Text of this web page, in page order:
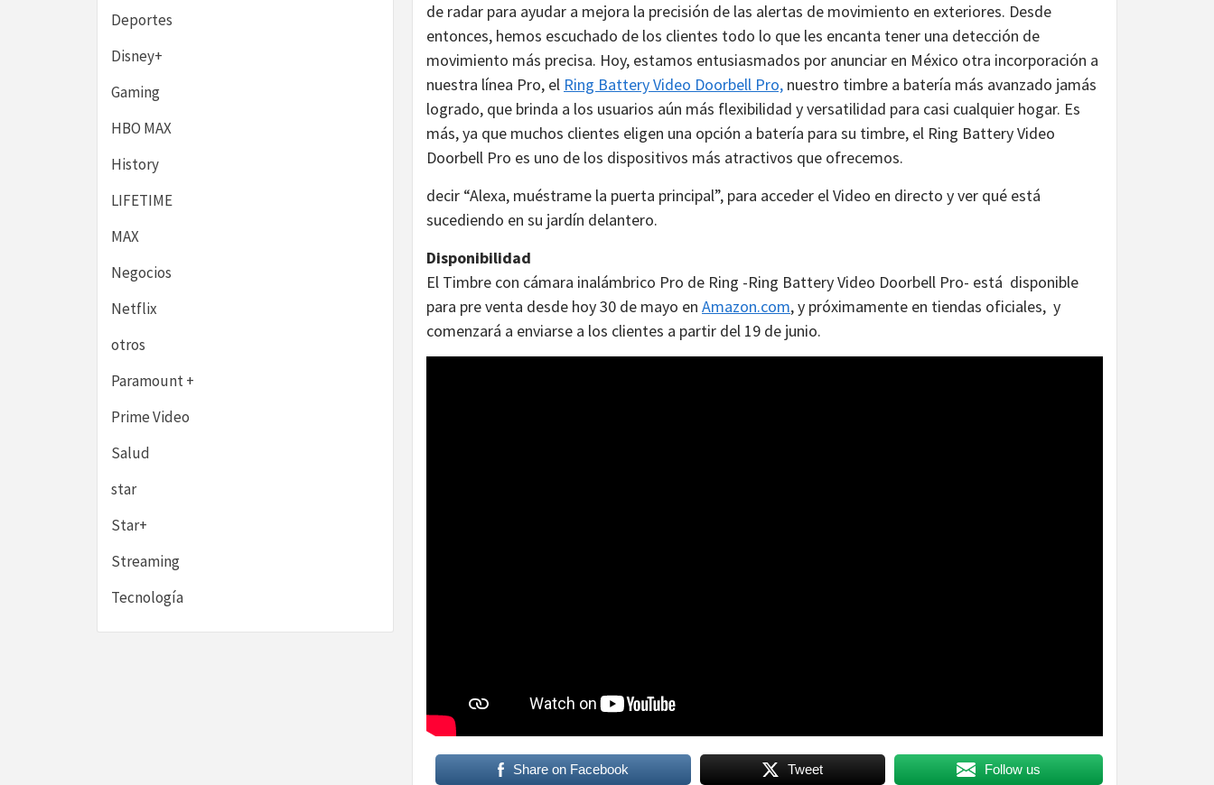
de radar para ayudar a mejora la precisión de las alertas de movimiento en exteriores. Desde
entonces, hemos escuchado de los clientes todo lo que les encanta tener una detección de
movimiento más precisa. Hoy, estamos entusiasmados por anunciar en México otra incorporación a
nuestra línea Pro, el Ring Battery Video Doorbell Pro, nuestro timbre a batería más avanzado jamás
logrado, que brinda a los usuarios aún más flexibilidad y versatilidad para casi cualquier hogar. Es
más, ya que muchos clientes eligen una opción a batería para su timbre, el Ring Battery Video
Doorbell Pro es uno de los dispositivos más atractivos que ofrecemos.
decir “Alexa, muéstrame la puerta principal”, para acceder el Video en directo y ver qué está
sucediendo en su jardín delantero.
Disponibilidad
El Timbre con cámara inalámbrico Pro de Ring -Ring Battery Video Doorbell Pro- está disponible
para pre venta desde hoy 30 de mayo en Amazon.com, y próximamente en tiendas oficiales, y
comenzará a enviarse a los clientes a partir del 19 de junio.
Share on Facebook Tweet Follow us
Deportes
Disney+
Gaming
HBO MAX
History
LIFETIME
MAX
Negocios
Netflix
otros
Paramount +
Prime Video
Salud
star
Star+
Streaming
Tecnología